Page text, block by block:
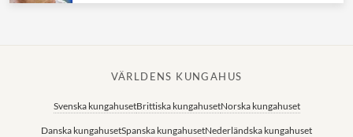
VÄRLDENS KUNGAHUS
Svenska kungahusetBrittiska kungahusetNorska kungahuset
Danska kungahusetSpanska kungahusetNederländska kungahuset